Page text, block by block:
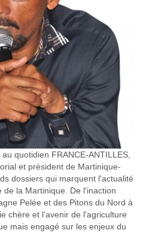
quotidien FRANCE-ANTILLES,
et président de Martinique-
dossiers qui marquent l'actualité
la Martinique. De l'inaction
Pelée et des Pitons du Nord à
chère et l'avenir de l'agriculture
mais engagé sur les enjeux du